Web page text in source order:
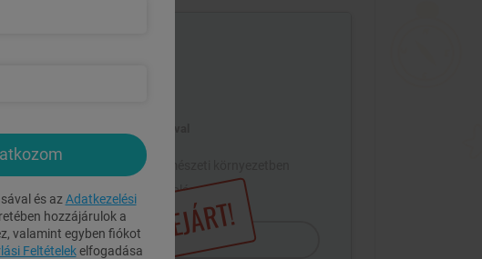
LEJÁRT!
Gyönyörű természeti környezetben
Ingyenes parkolás
Megrendelem
és az Adatkezelési
hozzájárulok a
valamint egyben fiókot
Feltételekelfogadása